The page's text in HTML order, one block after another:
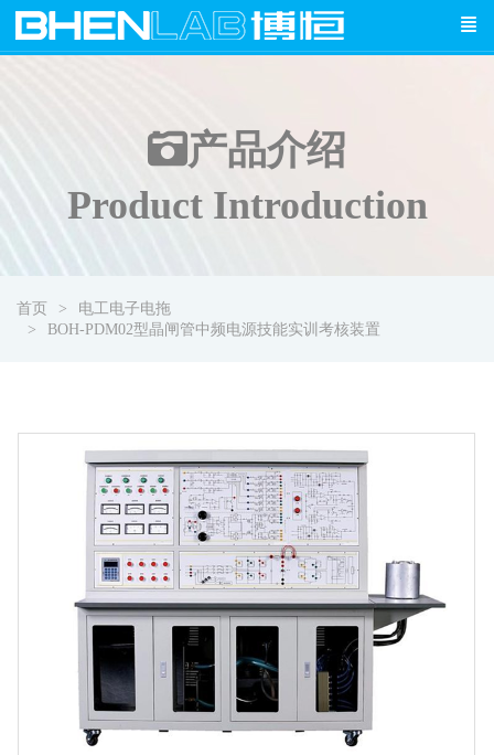
产品介绍
Product Introduction
首页
电工电子电拖
BOH-PDM02型晶闸管中频电源技能实训考核装置